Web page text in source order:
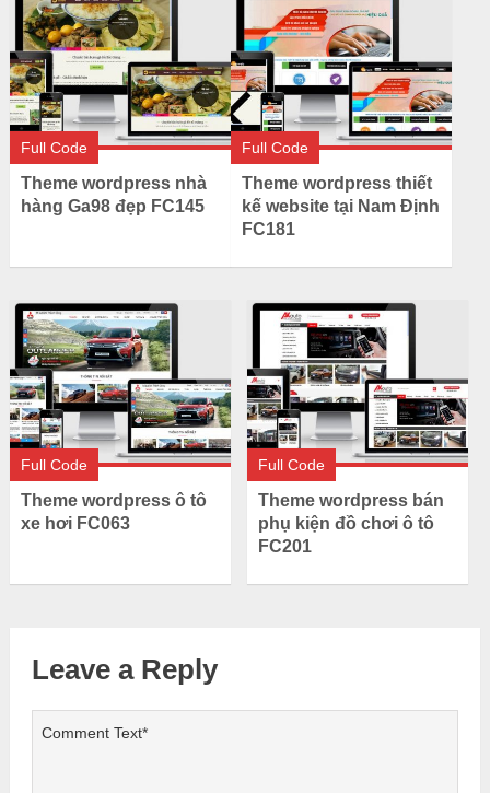
Full Code
Theme wordpress nhà
hàng Ga98 đẹp FC145
Full Code
Theme wordpress thiết
kế website tại Nam Định
FC181
Full Code
Theme wordpress ô tô
xe hơi FC063
Full Code
Theme wordpress bán
phụ kiện đồ chơi ô tô
FC201
Leave a Reply